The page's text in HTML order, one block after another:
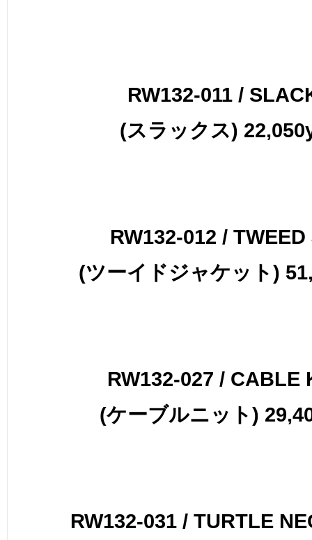
RW132-011 /
(スラックス)
RW132-012 /
(ツーイドジャケット)
RW132-027 / CABLE
(ケーブルニット)
RW132-031 / TURTLE